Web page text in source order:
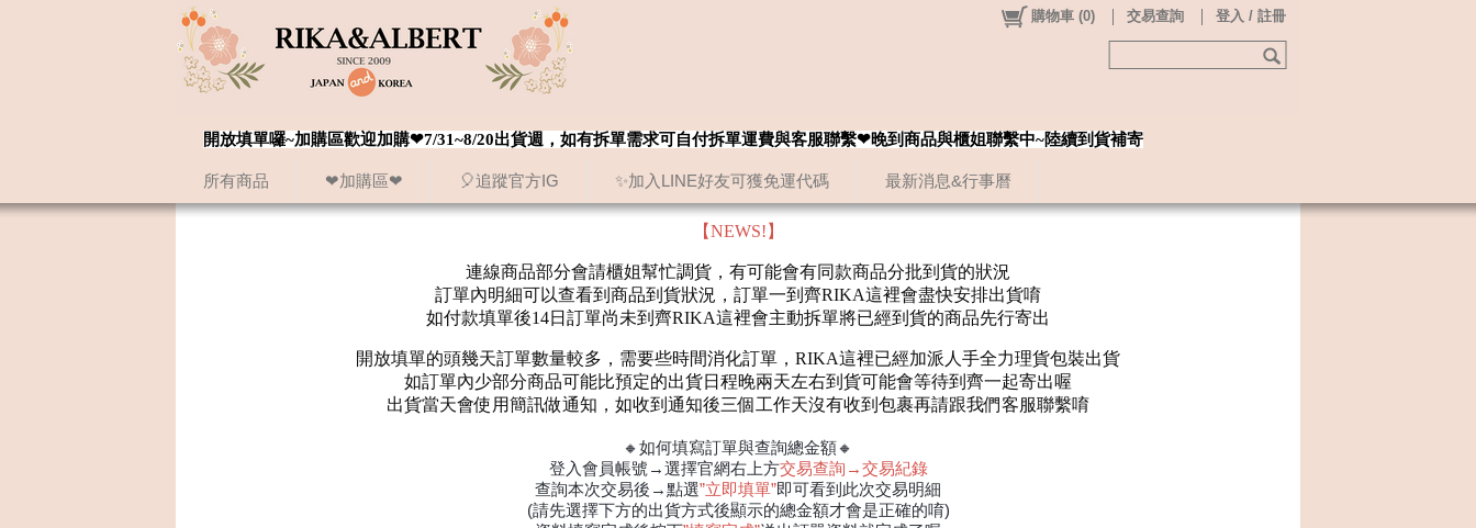
所有商品 ❤加購區❤ 🎈追蹤官方IG ✨加入LINE好友可獲免運代碼 最新消息&行事曆
購物車 (0) 交易查詢 登入 / 註冊
開放填單囉~加購區歡迎加購❤7/31~8/20出貨週，如有拆單需求可自付拆單運費與客服聯繫❤晚到商品與櫃姐聯繫中~陸續到貨補寄